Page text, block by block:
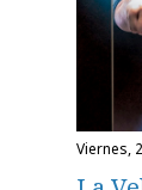
viernes,